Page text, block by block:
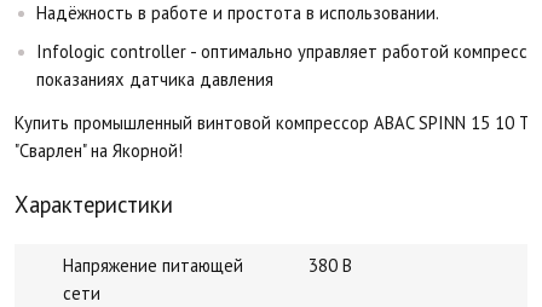
Надёжность в работе и простота в использовании.
Infologic controller - оптимально управляет работой
показаниях датчика давления
Купить промышленный винтовой компрессор ABAC SPINN 15 10
"Сварлен" на Якорной!
Характеристики
Напряжение питающей
сети
380 В